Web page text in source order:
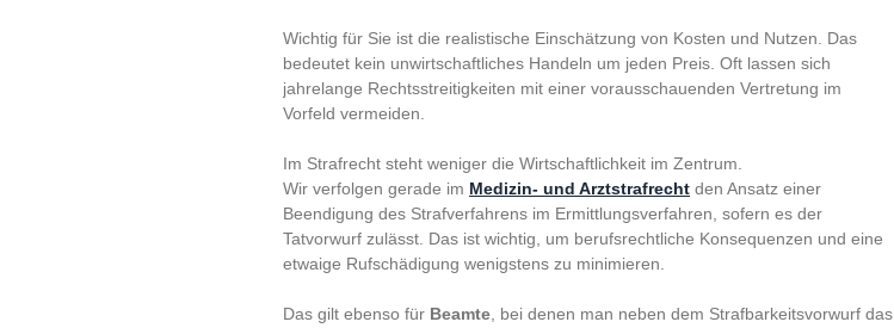
Wichtig für Sie ist die realistische Einschätzung von Kosten und Nutzen. Das
bedeutet kein unwirtschaftliches Handeln um jeden Preis. Oft lassen sich
jahrelange Rechtsstreitigkeiten mit einer vorausschauenden Vertretung im
Vorfeld vermeiden.
Im Strafrecht steht weniger die Wirtschaftlichkeit im Zentrum.
Wir verfolgen gerade im Medizin- und Arztstrafrecht den Ansatz einer
Beendigung des Strafverfahrens im Ermittlungsverfahren, sofern es der
Tatvorwurf zulässt. Das ist wichtig, um berufsrechtliche Konsequenzen und eine
etwaige Rufschädigung wenigstens zu minimieren.
Das gilt ebenso für Beamte , bei denen man neben dem Strafbarkeitsvorwurf das